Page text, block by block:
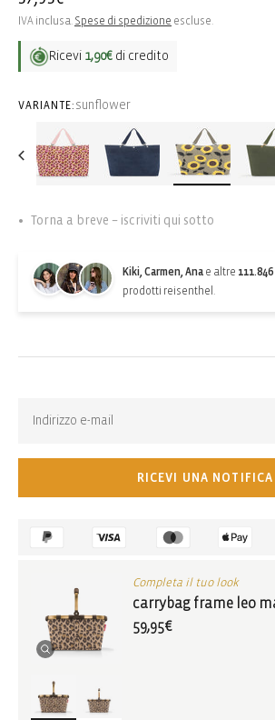
di
listino
IVA inclusa. Spese di spedizione escluse.
Ricevi 1,90€ di credito
VARIANTE: sunflower
Torna a breve – iscriviti qui sotto
Kiki, Carmen, Ana e altre 111.846
prodotti reisenthel.
RICEVI UNA NOTIFICA
Completa il tuo look
carrybag frame leo
59,95€